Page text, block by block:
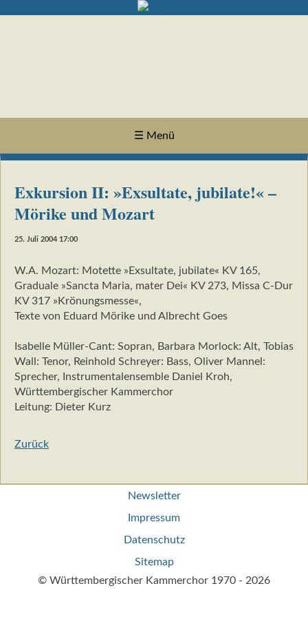
☰ Menü
Exkursion II: »Exsultate, jubilate!« –
Mörike und Mozart
25. Juli 2004 17:00
W.A. Mozart: Motette »Exsultate, jubilate« KV 165,
Graduale »Sancta Maria, mater Dei« KV 273, Missa C-Dur
KV 317 »Krönungsmesse«,
Texte von Eduard Mörike und Albrecht Goes
Isabelle Müller-Cant: Sopran, Barbara Morlock: Alt, Tobias
Wall: Tenor, Reinhold Schreyer: Bass, Oliver Mannel:
Sprecher, Instrumentalensemble Daniel Kroh,
Württembergischer Kammerchor
Leitung: Dieter Kurz
Zurück
Newsletter
Impressum
Datenschutz
Sitemap
© Württembergischer Kammerchor 1970 - 2026